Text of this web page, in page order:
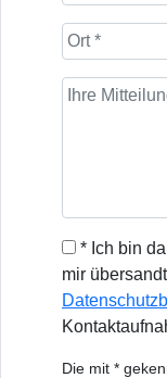
* Ich bin
mir
Die mit *